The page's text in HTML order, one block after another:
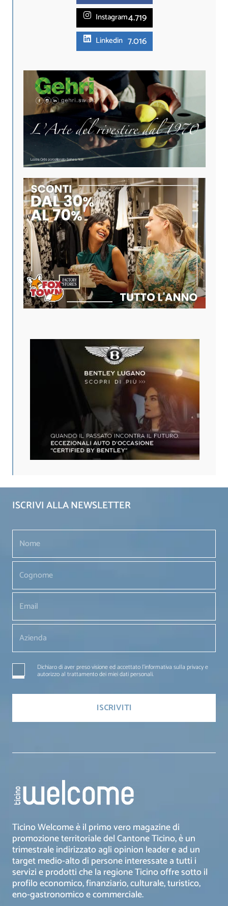
Instagram4.719
Linkedin 7.016
ISCRIVI ALLA NEWSLETTER
Dichiaro di aver preso visione ed accettato l'informativa sulla privacy e
autorizzo al trattamento dei miei dati personali.
Ticino Welcome è il primo vero magazine di
promozione territoriale del Cantone Ticino, è un
trimestrale indirizzato agli opinion leader e ad un
target medio-alto di persone interessate a tutti i
servizi e prodotti che la regione Ticino offre sotto il
profilo economico, finanziario, culturale, turistico,
eno-gastronomico e commerciale.